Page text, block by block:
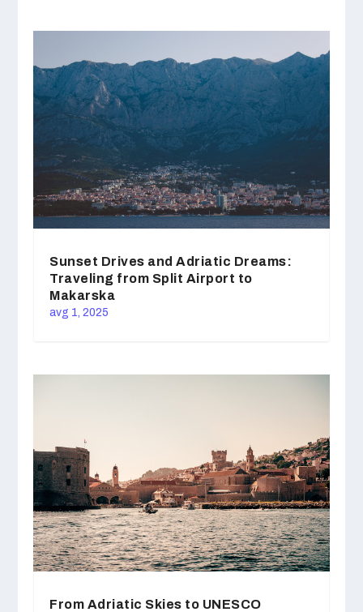
Sunset Drives and Adriatic Dreams:
Traveling from Split Airport to
Makarska
avg 1, 2025
From Adriatic Skies to UNESCO